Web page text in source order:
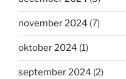
november 2024 (7)
oktober 2024 (1)
september 2024 (2)